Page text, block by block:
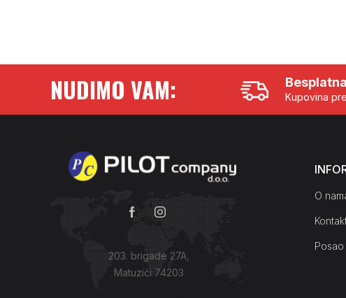
NUDIMO VAM: Kupovina
203. brigade 27A,
Matuzići 74203
O
Posao